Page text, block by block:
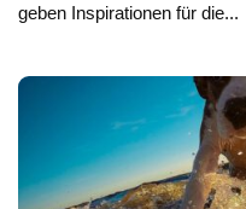
geben Inspirationen für die...